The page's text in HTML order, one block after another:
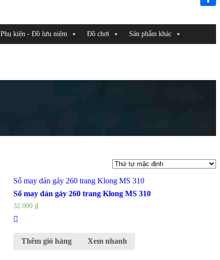
Phụ kiện - Đồ lưu niệm Đồ chơi Sản phẩm khác
Sổ may dán gáy 260 trang Klong MS 310
Sổ may dán gáy 260 trang Klong MS 310
32.000 ₫
Thêm giỏ hàng Xem nhanh